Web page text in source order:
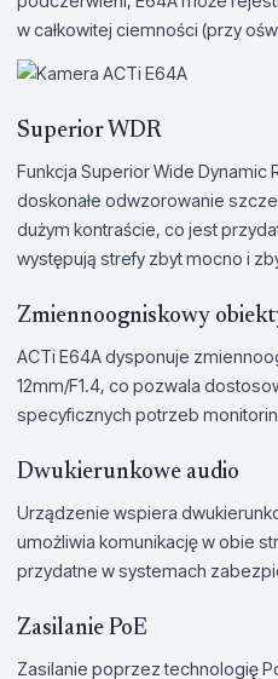
w całkowitej ciemności (przy
Superior WDR
Funkcja Superior Wide Dynamic
doskonałe odwzorowanie
dużym kontraście, co jest
występują strefy zbyt mocno i
Zmiennoogniskowy
ACTi E64A dysponuje
12mm/F1.4, co pozwala
specyficznych potrzeb
Dwukierunkowe audio
Urządzenie wspiera
umożliwia komunikację w obie
przydatne w systemach
Zasilanie PoE
Zasilanie poprzez technologię